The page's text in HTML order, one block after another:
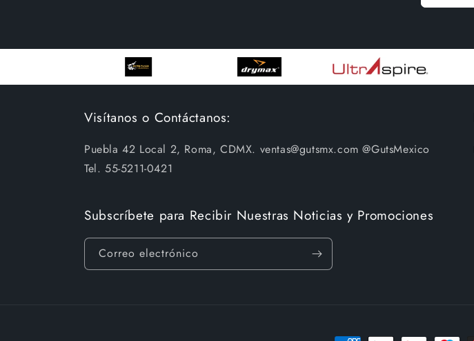
Visítanos o Contáctanos:
Puebla 42 Local 2, Roma, CDMX. ventas@gutsmx.com @GutsMexico
Tel. 55-5211-0421
Subscríbete para Recibir Nuestras Noticias y Promociones
Correo electrónico